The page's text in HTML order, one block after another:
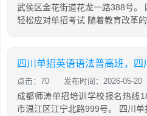
武侯区金花街道花龙一路388号。
轻松应对单招考试 随着教育改革
点击：70 发布时间：2026-05-20
成都师涛单招培训学校报名热线
市温江区江宁北路999号。 四川